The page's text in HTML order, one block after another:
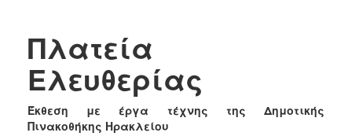
Πλατεία
Ελευθερίας
Έκθεση με έργα τέχνης της Δημοτικής
Πινακοθήκης Ηρακλείου